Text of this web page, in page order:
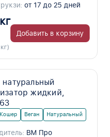
от 17 до 25 дней
Добавить в корзину
жидкий,
Кошер Веган Натуральный
ВМ Про